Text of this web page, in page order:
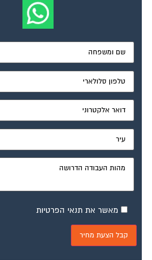
מאשר את תנאי הפרטיות